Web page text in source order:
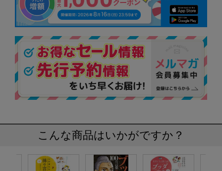
こんな商品はいかがですか？